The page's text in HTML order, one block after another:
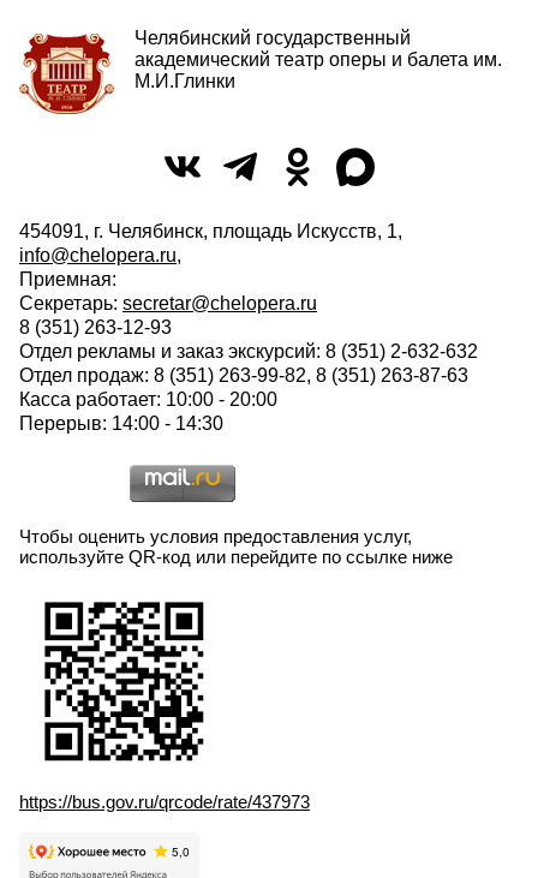
Челябинский государственный
академический театр оперы и балета им.
М.И.Глинки
454091, г. Челябинск, площадь Искусств, 1,
info@chelopera.ru,
Приемная:
Секретарь: secretar@chelopera.ru
8 (351) 263-12-93
Отдел рекламы и заказ экскурсий: 8 (351) 2-632-632
Отдел продаж: 8 (351) 263-99-82, 8 (351) 263-87-63
Касса работает: 10:00 - 20:00
Перерыв: 14:00 - 14:30
Чтобы оценить условия предоставления услуг,
используйте QR-код или перейдите по ссылке ниже
https://bus.gov.ru/qrcode/rate/437973